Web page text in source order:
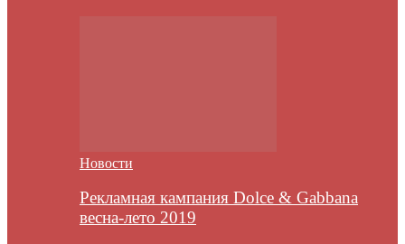
Новости
Рекламная кампания Dolce & Gabbana
весна-лето 2019